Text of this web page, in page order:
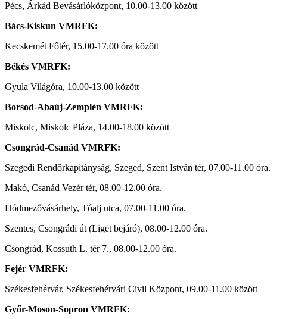
Pécs, Árkád Bevásárlóközpont, 10.00-13.00 között
Bács-Kiskun VMRFK:
Kecskemét Főtér, 15.00-17.00 óra között
Békés VMRFK:
Gyula Világóra, 10.00-13.00 között
Borsod-Abaúj-Zemplén VMRFK:
Miskolc, Miskolc Pláza, 14.00-18.00 között
Csongrád-Csanád VMRFK:
Szegedi Rendőrkapitányság, Szeged, Szent István tér, 07.00-11.00 óra.
Makó, Csanád Vezér tér, 08.00-12.00 óra.
Hódmezővásárhely, Tóalj utca, 07.00-11.00 óra.
Szentes, Csongrádi út (Liget bejáró), 08.00-12.00 óra.
Csongrád, Kossuth L. tér 7., 08.00-12.00 óra.
Fejér VMRFK:
Székesfehérvár, Székesfehérvári Civil Központ, 09.00-11.00 között
Győr-Moson-Sopron VMRFK: